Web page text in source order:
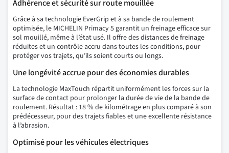
Adhérence et sécurité sur route mouillée
Grâce à sa technologie EverGrip et à sa bande de roulement
optimisée, le MICHELIN Primacy 5 garantit un freinage efficace sur
sol mouillé, même à l’état usé. Il offre des distances de freinage
réduites et un contrôle accru dans toutes les conditions, pour
protéger vos trajets, qu’ils soient courts ou longs.
Une longévité accrue pour des économies durables
La technologie MaxTouch répartit uniformément les forces sur la
surface de contact pour prolonger la durée de vie de la bande de
roulement. Résultat : 18 % de kilométrage en plus comparé à son
prédécesseur, pour des trajets fiables et une excellente résistance
à l’abrasion.
Optimisé pour les véhicules électriques